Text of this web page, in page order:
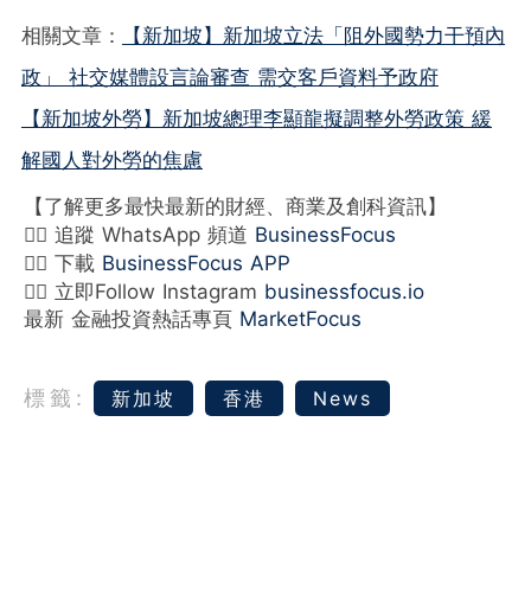
相關文章：
【新加坡】新加坡立法「阻外國勢力干預內
政」 社交媒體設言論審查 需交客戶資料予政府
【新加坡外勞】新加坡總理李顯龍擬調整外勞政策 緩
解國人對外勞的焦慮
【了解更多最快最新的財經、商業及創科資訊】
👉🏻 追蹤 WhatsApp 頻道 BusinessFocus
👉🏻 下載 BusinessFocus APP
👉🏻 立即Follow Instagram businessfocus.io
最新 金融投資熱話專頁 MarketFocus
標籤: 新加坡 香港 News